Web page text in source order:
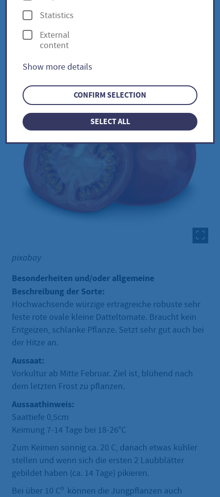
Teardrop / Solanum
lycopersicum
pixabay
Besonderheiten und/oder allgemeine
Beschreibung der Sorte:
Hochwachsende würzige ertragreiche robuste sehr
feste rote ovale kleine Datteltomate. Braucht kein
Entgeizen, schlanke Pflanze. Setzt sehr gut auch bei
der Hitze an.
Aussaat:
Vorkultur ab Mitte Februar. Ziel ist, blühend nach
dem letzten Frost zu pflanzen.
Aussaathinweis:
Saattiefe 0,5cm
Keimung 7-14 Tage bei 18-26°C
Zum Keimen sonnig ca. 20 C, danach etwas kühler
stellen und wenn sich die ersten 2 Laubblätter
gebildet haben (ca. 14 Tage) pikieren.
Bei über 10 Co können die Jungpflanzen auch
p
t
i
n
s
Statistics
External
content
Show more details
CONFIRM SELECTION
SELECT ALL